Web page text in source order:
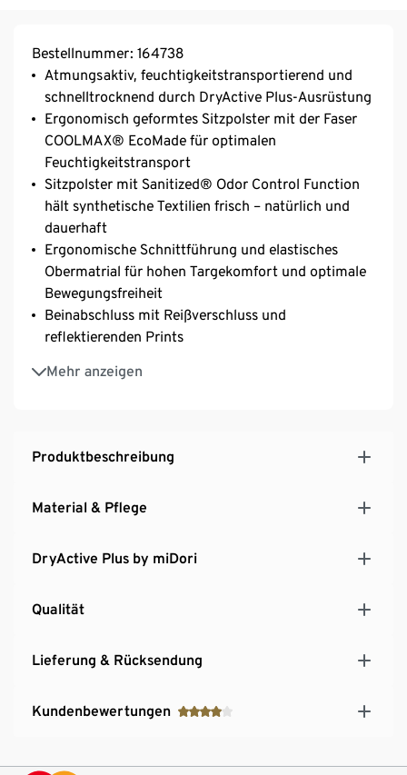
Bestellnummer: 164738
Atmungsaktiv, feuchtigkeitstransportierend und
schnelltrocknend durch DryActive Plus-Ausrüstung
Ergonomisch geformtes Sitzpolster mit der Faser
COOLMAX® EcoMade für optimalen
Feuchtigkeitstransport
Sitzpolster mit Sanitized® Odor Control Function
hält synthetische Textilien frisch – natürlich und
dauerhaft
Ergonomische Schnittführung und elastisches
Obermatrial für hohen Targekomfort und optimale
Bewegungsfreiheit
Beinabschluss mit Reißverschluss und
reflektierenden Prints
Mehr anzeigen
Hoher Tragekomfort durch Komfortbund
Damen-Sporthose mit innenliegendem Kordelzug
Produktbeschreibung
Material & Pflege
DryActive Plus by miDori
Qualität
Lieferung & Rücksendung
Kundenbewertungen